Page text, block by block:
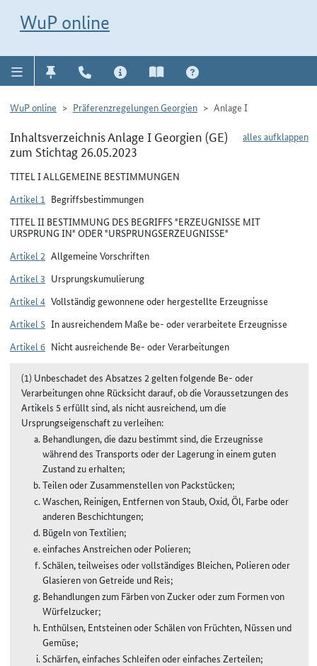
WuP online
WuP online Präferenzregelungen Georgien Anlage I
alles aufklappen
Inhaltsverzeichnis Anlage I Georgien (GE)
zum Stichtag 26.05.2023
TITEL I ALLGEMEINE BESTIMMUNGEN
Artikel 1 Begriffsbestimmungen
TITEL II BESTIMMUNG DES BEGRIFFS "ERZEUGNISSE MIT
URSPRUNG IN" ODER "URSPRUNGSERZEUGNISSE"
Artikel 2 Allgemeine Vorschriften
Artikel 3 Ursprungskumulierung
Artikel 4 Vollständig gewonnene oder hergestellte Erzeugnisse
Artikel 5 In ausreichendem Maße be- oder verarbeitete Erzeugnisse
Artikel 6 Nicht ausreichende Be- oder Verarbeitungen
(1) Unbeschadet des Absatzes 2 gelten folgende Be- oder
Verarbeitungen ohne Rücksicht darauf, ob die Voraussetzungen des
Artikels 5 erfüllt sind, als nicht ausreichend, um die
Ursprungseigenschaft zu verleihen:
Behandlungen, die dazu bestimmt sind, die Erzeugnisse
während des Transports oder der Lagerung in einem guten
Zustand zu erhalten;
Teilen oder Zusammenstellen von Packstücken;
Waschen, Reinigen, Entfernen von Staub, Oxid, Öl, Farbe oder
anderen Beschichtungen;
Bügeln von Textilien;
einfaches Anstreichen oder Polieren;
Schälen, teilweises oder vollständiges Bleichen, Polieren oder
Glasieren von Getreide und Reis;
Behandlungen zum Färben von Zucker oder zum Formen von
Würfelzucker;
Enthülsen, Entsteinen oder Schälen von Früchten, Nüssen und
Gemüse;
Schärfen, einfaches Schleifen oder einfaches Zerteilen;